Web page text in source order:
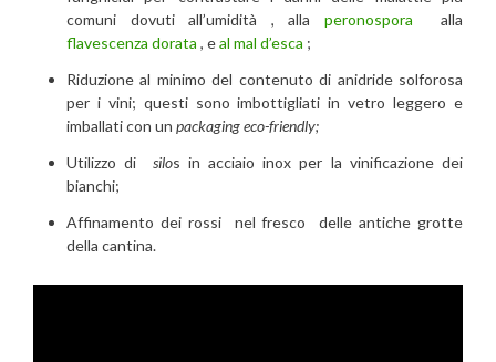
comuni dovuti all’umidità , alla peronospora alla
flavescenza dorata , eal mal d’esca ;
Riduzione al minimo del contenuto di anidride solforosa
per i vini; questi sono imbottigliati in vetro leggero e
imballati con un packaging eco-friendly;
Utilizzo di silos in acciaio inox per la vinificazione dei
bianchi;
Affinamento dei rossi nel fresco delle antiche grotte
della cantina.